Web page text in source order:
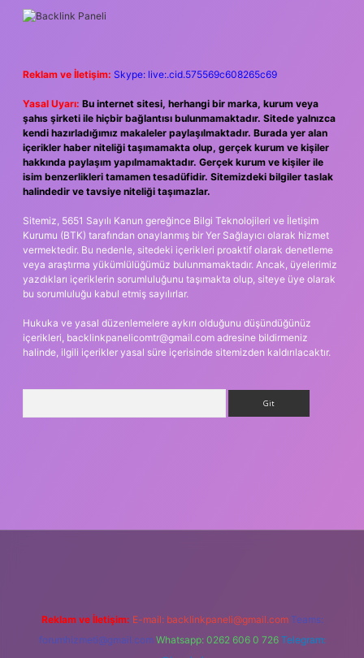
Reklam ve İletişim: Skype: live:.cid.575569c608265c69
Yasal Uyarı: Bu internet sitesi, herhangi bir marka, kurum veya
şahıs şirketi ile hiçbir bağlantısı bulunmamaktadır. Sitede yalnızca
kendi hazırladığımız makaleler paylaşılmaktadır. Burada yer alan
içerikler haber niteliği taşımamakta olup, gerçek kurum ve kişiler
hakkında paylaşım yapılmamaktadır. Gerçek kurum ve kişiler ile
isim benzerlikleri tamamen tesadüfidir. Sitemizdeki bilgiler taslak
halindedir ve tavsiye niteliği taşımazlar.
Sitemiz, 5651 Sayılı Kanun gereğince Bilgi Teknolojileri ve İletişim
Kurumu (BTK) tarafından onaylanmış bir Yer Sağlayıcı olarak hizmet
vermektedir. Bu nedenle, sitedeki içerikleri proaktif olarak denetleme
veya araştırma yükümlülüğümüz bulunmamaktadır. Ancak, üyelerimiz
yazdıkları içeriklerin sorumluluğunu taşımakta olup, siteye üye olarak
bu sorumluluğu kabul etmiş sayılırlar.
Hukuka ve yasal düzenlemelere aykırı olduğunu düşündüğünüz
içerikleri, backlinkpanelicomtr@gmail.com adresine bildirmeniz
halinde, ilgili içerikler yasal süre içerisinde sitemizden kaldırılacaktır.
Reklam ve İletişim: E-mail: backlinkpaneli@gmail.com Teams:
forumhizmeti@gmail.com Whatsapp: 0262 606 0 726 Telegram: